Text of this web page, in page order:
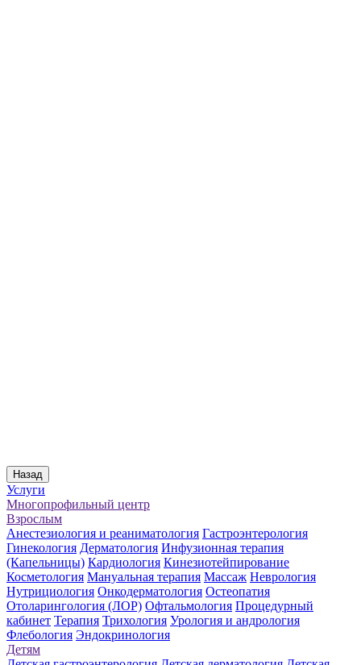
Назад
Услуги
Многопрофильный центр
Взрослым
Анестезиология и реаниматология Гастроэнтерология
Гинекология Дерматология Инфузионная терапия
(Капельницы) Кардиология Кинезиотейпирование
Косметология Мануальная терапия Массаж Неврология
Нутрициология Онкодерматология Остеопатия
Отоларингология (ЛОР) Офтальмология Процедурный
кабинет Терапия Трихология Урология и андрология
Флебология Эндокринология
Детям